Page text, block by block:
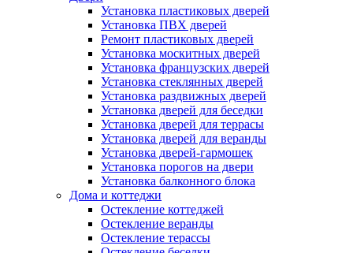
Установка пластиковых дверей
Установка ПВХ дверей
Ремонт пластиковых дверей
Установка москитных дверей
Установка французских дверей
Установка стеклянных дверей
Установка раздвижных дверей
Установка дверей для беседки
Установка дверей для террасы
Установка дверей для веранды
Установка дверей-гармошек
Установка порогов на двери
Установка балконного блока
Дома и коттеджи
Остекление коттеджей
Остекление веранды
Остекление терассы